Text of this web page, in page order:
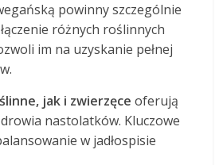
powinny szczególnie
różnych roślinnych
im na uzyskanie pełnej
jak i zwierzęce oferują
nastolatków. Kluczowe
w jadłospisie